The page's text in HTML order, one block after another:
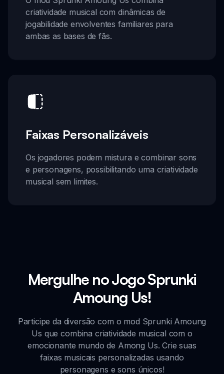
criatividade musical com dinâmicas de
jogabilidade envolventes familiares para
ambas as bases de fãs.
Faixas Personalizáveis
Os jogadores podem mistura e combinar sons
e personagens, possibilitando uma criatividade
musical sem limites.
Mergulhe no Jogo Sprunki
Amoung Us!
Participe da diversão com o mod Sprunki Amoung
Us que combina criatividade musical com o
emocionante mundo de Among Us. Crie suas
faixas musicais personalizadas usando
personagens e sons únicos!